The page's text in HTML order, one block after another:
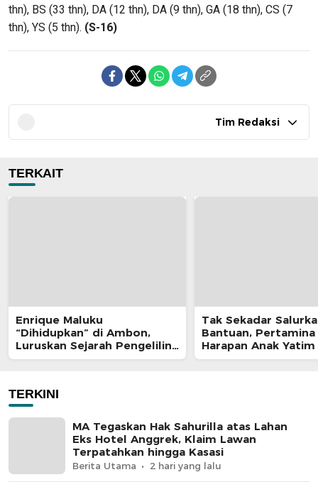
thn), BS (33 thn), DA (12 thn), DA (9 thn), GA (18 thn), CS (7
thn), YS (5 thn). (S-16)
Tim Redaksi
TERKAIT
Enrique Maluku
“Dihidupkan” di Ambon,
Luruskan Sejarah Pengeliling
Bumi Pertama Adalah Putra
Tak Sekadar
Bantuan, Pertamina
Harapan Anak
Program Pertamina
TERKINI
MA Tegaskan Hak Sahurilla atas Lahan
Eks Hotel Anggrek, Klaim Lawan
Terpatahkan hingga Kasasi
Berita Utama 2 hari yang lalu